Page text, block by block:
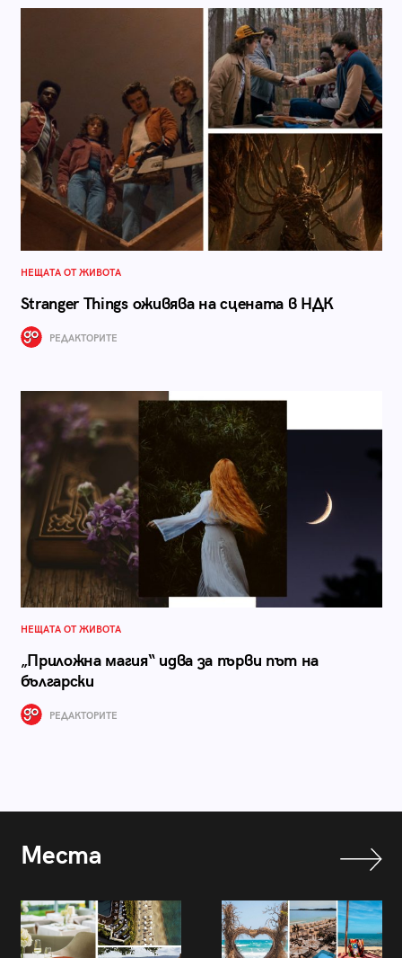
НЕЩАТА ОТ ЖИВОТА
Stranger Things оживява на сцената в НДК
РЕДАКТОРИТЕ
НЕЩАТА ОТ ЖИВОТА
„Приложна магия“ идва за първи път на
български
РЕДАКТОРИТЕ
Места